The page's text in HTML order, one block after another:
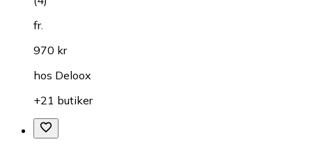
fr.
970 kr
hos Deloox
+21 butiker